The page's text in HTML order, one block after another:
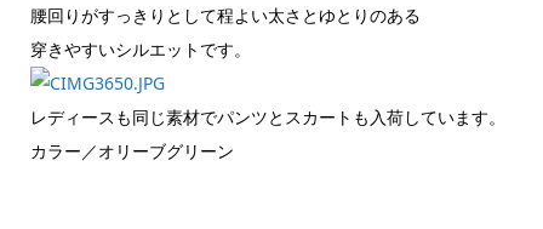
腰回りがすっきりとして程よい太さとゆとりのある
穿きやすいシルエットです。
レディースも同じ素材でパンツとスカートも入荷しています。
カラー／オリーブグリーン